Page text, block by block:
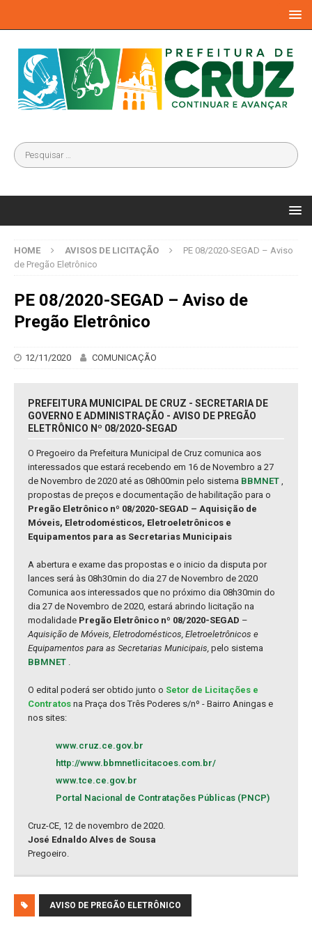
HOME AVISOS DE LICITAÇÃO
PE 08/2020-SEGAD – Aviso
de Pregão Eletrônico
PE 08/2020-SEGAD – Aviso de
Pregão Eletrônico
12/11/2020 COMUNICAÇÃO
PREFEITURA MUNICIPAL DE CRUZ - SECRETARIA DE
GOVERNO E ADMINISTRAÇÃO - AVISO DE PREGÃO
ELETRÔNICO Nº 08/2020-SEGAD
O Pregoeiro da Prefeitura Municipal de Cruz comunica aos
interessados que estará recebendo em 16 de Novembro a 27
de Novembro de 2020 até as 08h00min pelo sistema BBMNET ,
propostas de preços e documentação de habilitação para o
Pregão Eletrônico nº 08/2020-SEGAD – Aquisição de
Móveis, Eletrodomésticos, Eletroeletrônicos e
Equipamentos para as Secretarias Municipais
A abertura e exame das propostas e o inicio da disputa por
lances será às 08h30min do dia 27 de Novembro de 2020
Comunica aos interessados que no próximo dia 08h30min do
dia 27 de Novembro de 2020, estará abrindo licitação na
modalidade Pregão Eletrônico nº 08/2020-SEGAD –
Aquisição de Móveis, Eletrodomésticos, Eletroeletrônicos e
Equipamentos para as Secretarias Municipais, pelo sistema
BBMNET .
O edital poderá ser obtido junto o Setor de Licitações e
Contratos na Praça dos Três Poderes s/nº - Bairro Aningas e
nos sites:
www.cruz.ce.gov.br
http://www.bbmnetlicitacoes.com.br/
www.tce.ce.gov.br
Portal Nacional de Contratações Públicas (PNCP)
Cruz-CE, 12 de novembro de 2020.
José Ednaldo Alves de Sousa
Pregoeiro.
AVISO DE PREGÃO ELETRÔNICO